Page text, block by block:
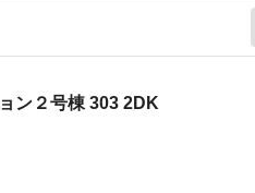
ン２号棟 303 2DK